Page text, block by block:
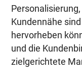
Kundennähe
hervorheben
und die
zielgerichtete